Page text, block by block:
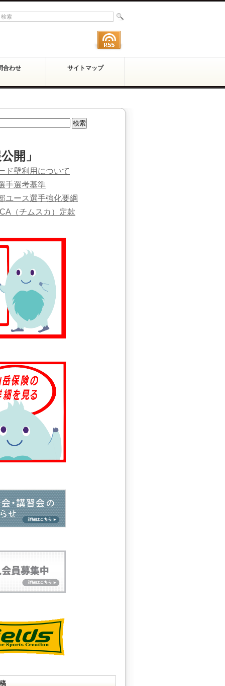
合わせ サイトマップ
開」
ド壁利用について
手選考基準
ユース選手強化要綱
（チムスカ）定款